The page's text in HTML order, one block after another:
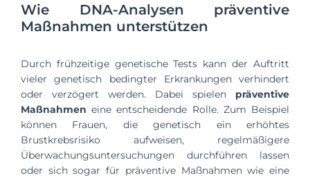
Wie DNA-Analysen präventive
Maßnahmen unterstützen
Durch frühzeitige genetische Tests kann der Auftritt
vieler genetisch bedingter Erkrankungen verhindert
oder verzögert werden. Dabei spielen präventive
Maßnahmen eine entscheidende Rolle. Zum Beispiel
können Frauen, die genetisch ein erhöhtes
Brustkrebsrisiko aufweisen, regelmäßigere
Überwachungsuntersuchungen durchführen lassen
oder sich sogar für präventive Maßnahmen wie eine